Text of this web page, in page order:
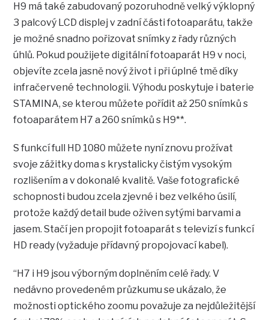
H9 má také zabudovaný pozoruhodně velký výklopný
3 palcový LCD displej v zadní části fotoaparátu, takže
je možné snadno pořizovat snímky z řady různých
úhlů. Pokud použijete digitální fotoaparát H9 v noci,
objevíte zcela jasně nový život i při úplné tmě díky
infračervené technologii. Výhodu poskytuje i baterie
STAMINA, se kterou můžete pořídit až 250 snímků s
fotoaparátem H7 a 260 snímků s H9**.
S funkcí full HD 1080 můžete nyní znovu prožívat
svoje zážitky doma s krystalicky čistým vysokým
rozlišením a v dokonalé kvalitě. Vaše fotografické
schopnosti budou zcela zjevné i bez velkého úsilí,
protože každý detail bude oživen sytými barvami a
jasem. Stačí jen propojit fotoaparát s televizí s funkcí
HD ready (vyžaduje přídavný propojovací kabel).
“H7 i H9 jsou výborným doplněním celé řady. V
nedávno provedeném průzkumu se ukázalo, že
možnosti optického zoomu považuje za nejdůležitější